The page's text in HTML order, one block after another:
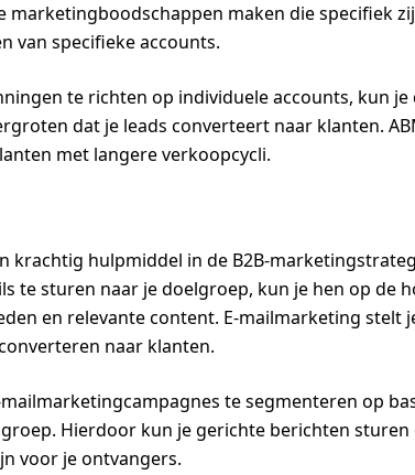
marketingboodschappen maken die specifiek
van specifieke accounts.
te richten op individuele accounts, kun je
dat je leads converteert naar klanten.
met langere verkoopcycli.
krachtig hulpmiddel in de B2B-
te sturen naar je doelgroep, kun je hen op de
en relevante content. E-mailmarketing stelt
naar klanten.
te segmenteren op
Hierdoor kun je gerichte berichten sturen
voor je ontvangers.